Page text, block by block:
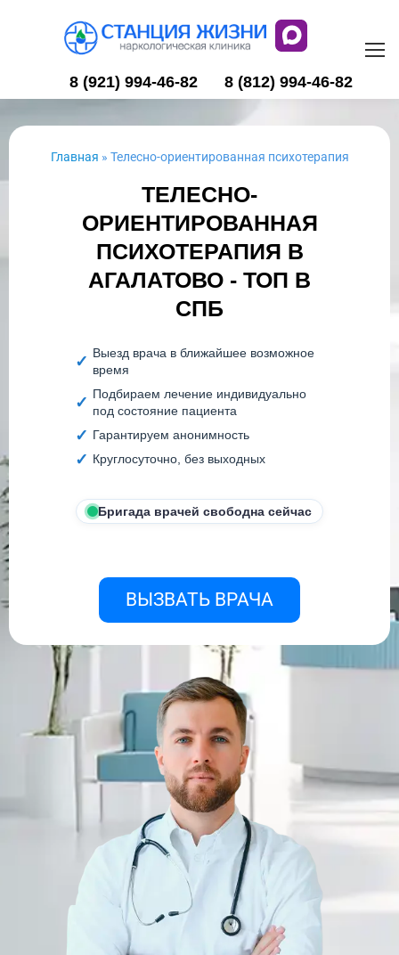
8 (921) 994-46-82 8 (812) 994-46-82
Главная » Телесно-ориентированная психотерапия
ТЕЛЕСНО-
ОРИЕНТИРОВАННАЯ
ПСИХОТЕРАПИЯ В
АГАЛАТОВО - ТОП В
СПБ
Выезд врача в ближайшее возможное
время
Подбираем лечение индивидуально
под состояние пациента
Гарантируем анонимность
Круглосуточно, без выходных
Бригада врачей свободна сейчас
ВЫЗВАТЬ ВРАЧА